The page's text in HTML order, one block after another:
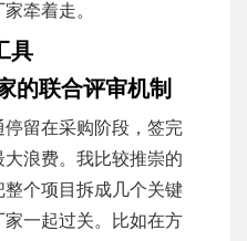
牵着走。
具
的联合评审机制
留在采购阶段，签完
浪费。我比较推崇的
个项目拆成几个关键
一起过关。比如在方